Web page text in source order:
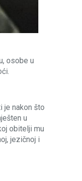
osobe u
je nakon što
u
obitelji mu
jezičnoj i